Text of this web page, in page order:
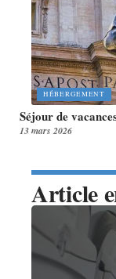
HÉBERGEMENT
Séjour de
13 mars 2026
Article